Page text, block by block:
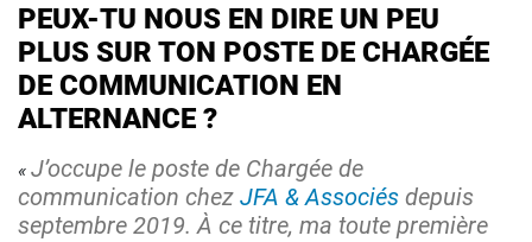
PEUX-TU NOUS EN DIRE UN PEU
PLUS SUR TON POSTE DE CHARGÉE
DE COMMUNICATION EN
ALTERNANCE ?
J’occupe le poste de Chargée de
communication chez JFA & Associés depuis
septembre 2019. À ce titre, ma toute première